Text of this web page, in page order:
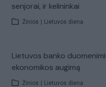
senjorai, ir kelininkai
Žinios Lietuvos diena
Lietuvos banko
ekonomikos augimą
Žinios Lietuvos diena